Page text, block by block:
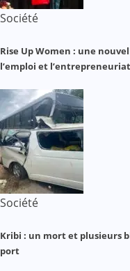
Société
Rise Up Women : une
l’emploi et l’entrepreneuriat
Société
Kribi : un mort et plusieurs
port